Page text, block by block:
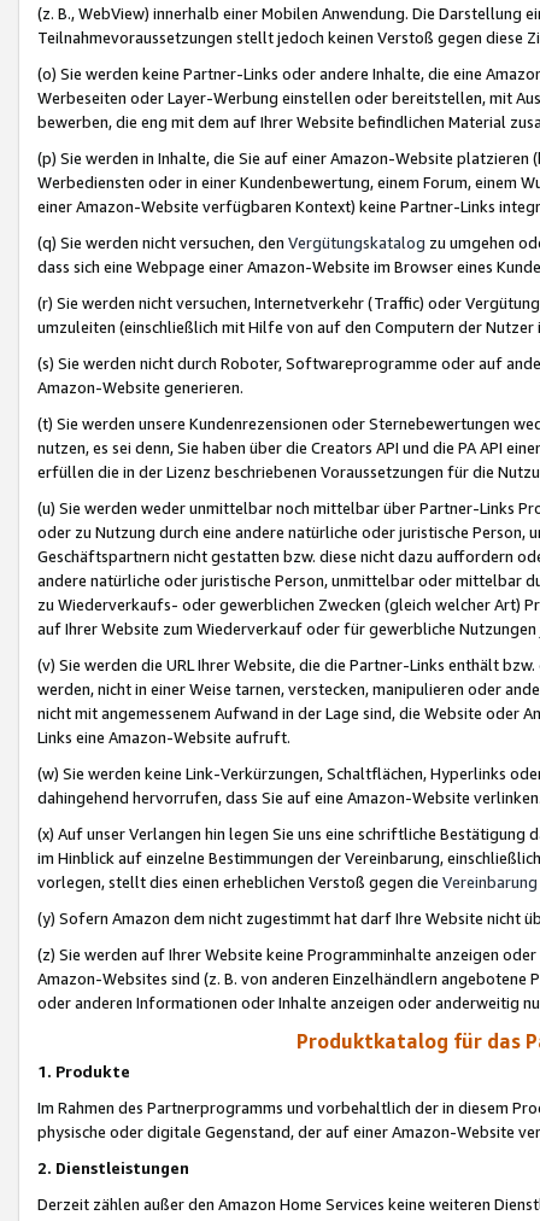
(z. B., WebView) innerhalb einer Mobilen Anwendung. Die Darstellung
Teilnahmevoraussetzungen stellt jedoch keinen Verstoß gegen diese
(o) Sie werden keine Partner-Links oder andere Inhalte, die eine
Werbeseiten oder Layer-Werbung einstellen oder bereitstellen, mit
bewerben, die eng mit dem auf Ihrer Website befindlichen Material
(p) Sie werden in Inhalte, die Sie auf einer Amazon-Website
Werbediensten oder in einer Kundenbewertung, einem Forum, einem
einer Amazon-Website verfügbaren Kontext) keine Partner-Links
(q) Sie werden nicht versuchen, den Vergütungskatalog zu umgehen
dass sich eine Webpage einer Amazon-Website im Browser eines
(r) Sie werden nicht versuchen, Internetverkehr (Traffic) oder
umzuleiten (einschließlich mit Hilfe von auf den Computern der
(s) Sie werden nicht durch Roboter, Softwareprogramme oder auf
Amazon-Website generieren.
(t) Sie werden unsere Kundenrezensionen oder Sternebewertungen
nutzen, es sei denn, Sie haben über die Creators API und die PA API
erfüllen die in der Lizenz beschriebenen Voraussetzungen für die
(u) Sie werden weder unmittelbar noch mittelbar über Partner-Links
oder zu Nutzung durch eine andere natürliche oder juristische
Geschäftspartnern nicht gestatten bzw. diese nicht dazu auffordern
andere natürliche oder juristische Person, unmittelbar oder mittelbar
zu Wiederverkaufs- oder gewerblichen Zwecken (gleich welcher Art)
auf Ihrer Website zum Wiederverkauf oder für gewerbliche
(v) Sie werden die URL Ihrer Website, die die Partner-Links enthält
werden, nicht in einer Weise tarnen, verstecken, manipulieren oder
nicht mit angemessenem Aufwand in der Lage sind, die Website oder
Links eine Amazon-Website aufruft.
(w) Sie werden keine Link-Verkürzungen, Schaltflächen, Hyperlinks
dahingehend hervorrufen, dass Sie auf eine Amazon-Website
(x) Auf unser Verlangen hin legen Sie uns eine schriftliche
im Hinblick auf einzelne Bestimmungen der Vereinbarung,
vorlegen, stellt dies einen erheblichen Verstoß gegen die Vereinbarung
(y) Sofern Amazon dem nicht zugestimmt hat darf Ihre Website nicht
(z) Sie werden auf Ihrer Website keine Programminhalte anzeigen
Amazon-Websites sind (z. B. von anderen Einzelhändlern
oder anderen Informationen oder Inhalte anzeigen oder anderweitig
Produktkatalog für das
1. Produkte
Im Rahmen des Partnerprogramms und vorbehaltlich der in diesem
physische oder digitale Gegenstand, der auf einer Amazon-Website
2. Dienstleistungen
Derzeit zählen außer den Amazon Home Services keine weiteren